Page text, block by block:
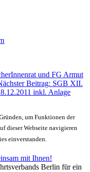
und FG Armut
Beitrag: SGB XII.
inkl. Anlage
um Funktionen der
dieser Webseite navigieren
einverstanden.
mit Ihnen!
Berlin für ein